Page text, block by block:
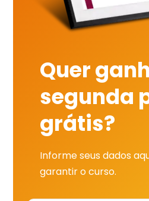
Quer
segunda
grátis?
Informe seus dados
garantir o curso.